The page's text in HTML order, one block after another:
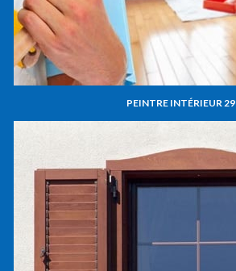
PEINTRE INTÉRIEUR 29